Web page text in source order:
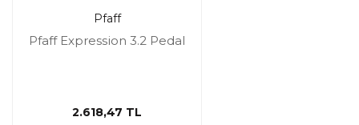
Pfaff
Pfaff Expression 3.2 Pedal
2.618,47 TL